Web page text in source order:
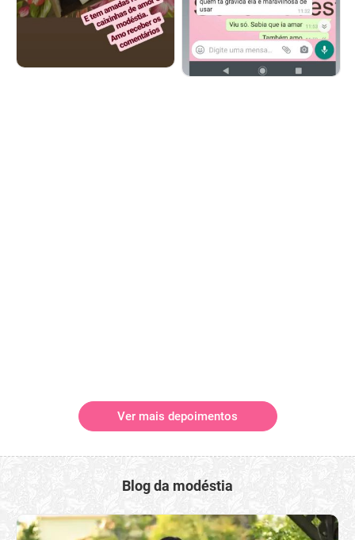
Ver mais depoimentos
Blog da modéstia